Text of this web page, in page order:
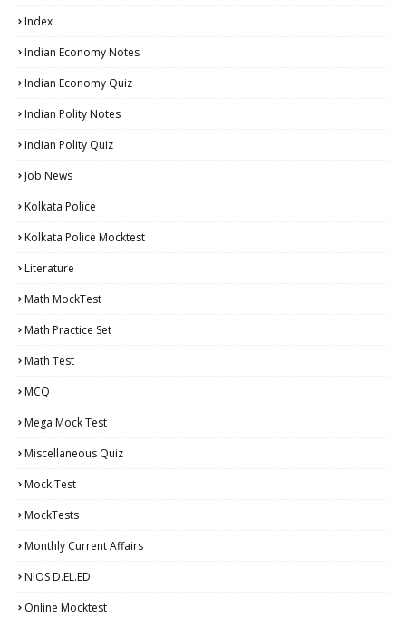
Index
Indian Economy Notes
Indian Economy Quiz
Indian Polity Notes
Indian Polity Quiz
Job News
Kolkata Police
Kolkata Police Mocktest
Literature
Math MockTest
Math Practice Set
Math Test
MCQ
Mega Mock Test
Miscellaneous Quiz
Mock Test
MockTests
Monthly Current Affairs
NIOS D.EL.ED
Online Mocktest